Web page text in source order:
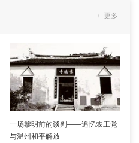
更多
一场黎明前的谈判——追忆农工党
与温州和平解放